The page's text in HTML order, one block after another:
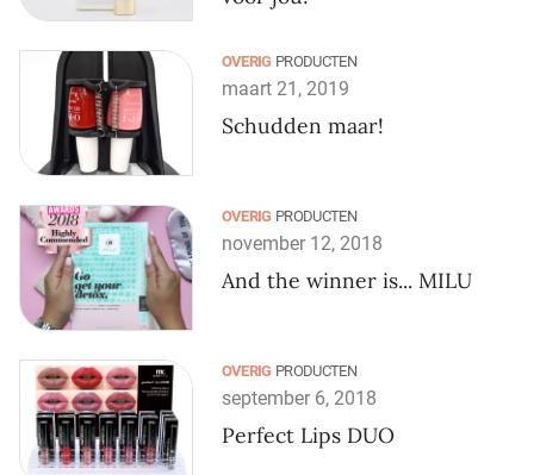
OVERIG PRODUCTEN
maart 21, 2019
Schudden maar!
OVERIG PRODUCTEN
november 12, 2018
And the winner is... MILU
OVERIG PRODUCTEN
september 6, 2018
Perfect Lips DUO